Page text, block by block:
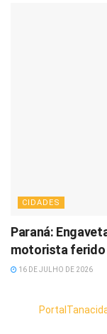
CIDADES
Paraná:
motorista ferido
16 DE JULHO DE 2026